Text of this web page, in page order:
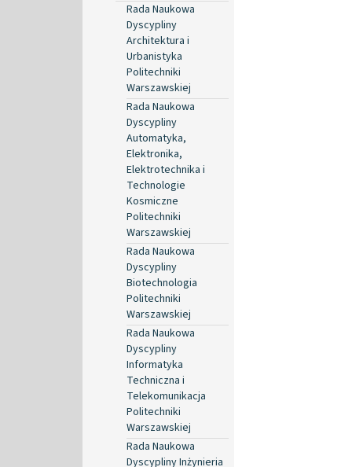
Rada Naukowa
Dyscypliny
Architektura i
Urbanistyka
Politechniki
Warszawskiej
Rada Naukowa
Dyscypliny
Automatyka,
Elektronika,
Elektrotechnika i
Technologie
Kosmiczne
Politechniki
Warszawskiej
Rada Naukowa
Dyscypliny
Biotechnologia
Politechniki
Warszawskiej
Rada Naukowa
Dyscypliny
Informatyka
Techniczna i
Telekomunikacja
Politechniki
Warszawskiej
Rada Naukowa
Dyscypliny Inżynieria